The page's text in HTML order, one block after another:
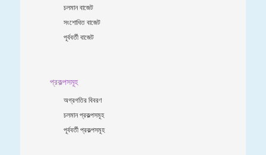
চলমান বাজেট
সংশোধিত বাজেট
পূর্ববর্তী বাজেট
প্রকল্পসমূহ
অগ্রগতির বিবরণ
চলমান প্রকল্পসমূহ
পূর্ববর্তী প্রকল্পসমূহ